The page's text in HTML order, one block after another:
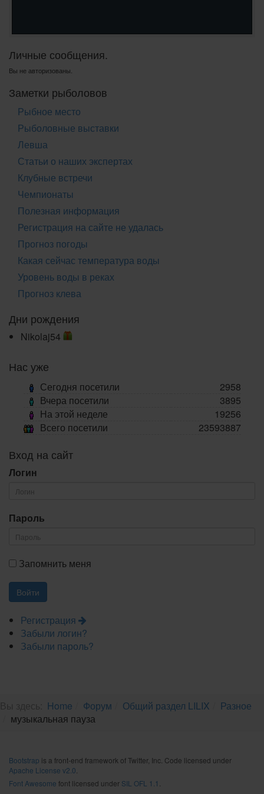
Личные сообщения.
Вы не авторизованы.
Заметки рыболовов
Рыбное место
Рыболовные выставки
Левша
Статьи о наших экспертах
Клубные встречи
Чемпионаты
Полезная информация
Регистрация на сайте не удалась
Прогноз погоды
Какая сейчас температура воды
Уровень воды в реках
Прогноз клева
Дни рождения
Nikolaj54
Нас уже
Сегодня посетили
2958
Вчера посетили
3895
На этой неделе
19256
Всего посетили
23593887
Вход на сайт
Логин
Пароль
Запомнить меня
Регистрация
Забыли логин?
Забыли пароль?
Home Форум Общий раздел LILIX
Разное
музыкальная пауза
Bootstrap is a front-end framework of Twitter, Inc. Code licensed under
Apache License v2.0
Font Awesome font licensed under SIL OFL 1.1